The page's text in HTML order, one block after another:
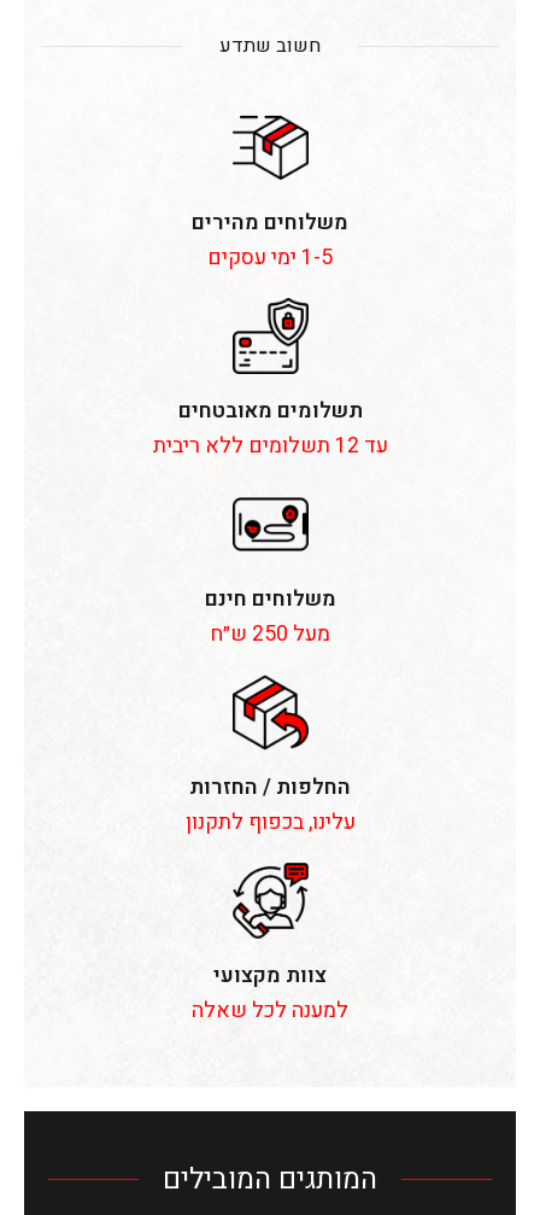
חשוב שתדע
משלוחים מהירים
1-5 ימי עסקים
תשלומים מאובטחים
עד 12 תשלומים ללא ריבית
משלוחים חינם
מעל 250 ש״ח
החלפות / החזרות
עלינו, בכפוף לתקנון
צוות מקצועי
למענה לכל שאלה
המותגים המובילים